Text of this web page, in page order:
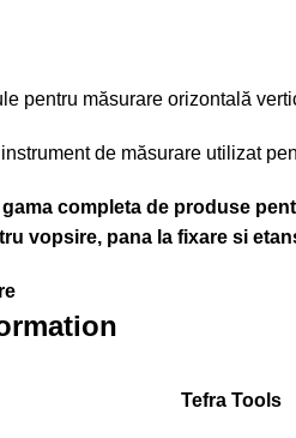
pentru măsurare orizontală
de măsurare utilizat
completa de produse
vopsire, pana la fixare si
Tefra Tools